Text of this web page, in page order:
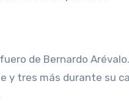
de Bernardo Arévalo.
y tres más durante su